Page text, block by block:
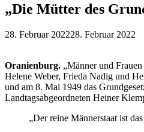
„Die Mütter des
28. Februar 202228. Februar 2022
Oranienburg. „Männer und
Helene Weber, Frieda Nadig und
und am 8. Mai 1949 das
Landtagsabgeordneten Heiner
„Der reine Männerstaat ist